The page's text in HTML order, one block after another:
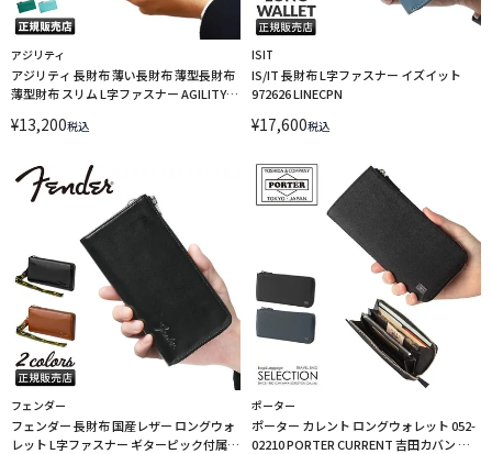
アジリティ
アジリティ 長財布 薄い長財布 薄型長財布
薄型財布 スリム L字ファスナー AGILITY
¥13,200税込
ISIT
IS/IT 長財布 L字ファスナー イズイット
972626 LINECPN
¥17,600税込
フェンダー
フェンダー 長財布 国産レザー ロングウォ
レット L字ファスナー ギターピック付属
ポーター
ポーター カレント ロングウォレット 052-
02210 PORTER CURRENT 吉田カバン 長